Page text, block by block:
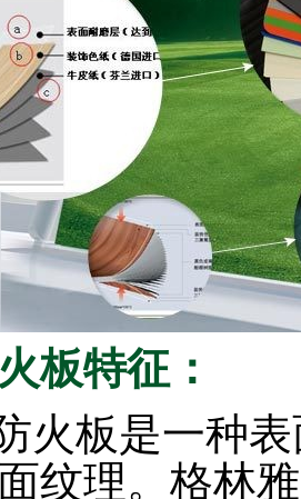
板特征：
火板是一种
纹理。格林